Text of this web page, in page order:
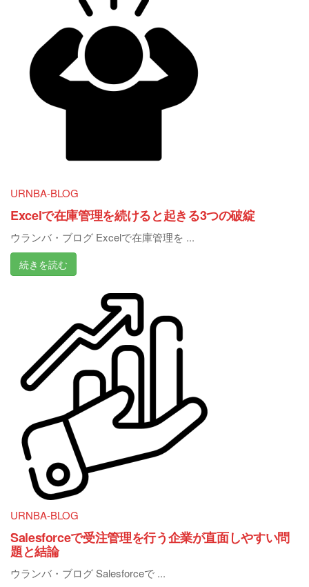
URNBA-BLOG
Excelで在庫管理を続けると起きる3つの破綻
ウランバ・ブログ Excelで在庫管理を ...
続きを読む
URNBA-BLOG
Salesforceで受注管理を行う企業が直面しやすい問
題と結論
ウランバ・ブログ Salesforceで ...